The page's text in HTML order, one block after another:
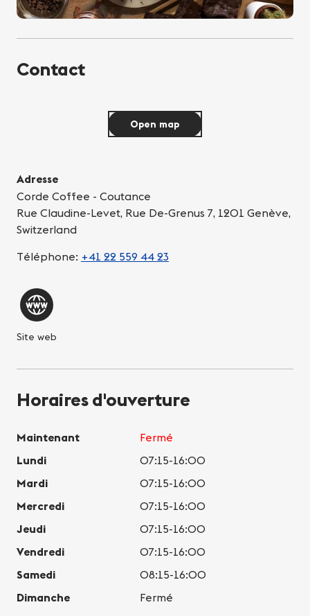
Contact
Adresse
Corde Coffee - Coutance
Rue Claudine-Levet, Rue De-Grenus 7, 1201 Genève,
Switzerland
Téléphone: +41 22 559 44 23
Site web
Open map
Horaires d'ouverture
Maintenant
Fermé
Lundi
07:15-16:00
Mardi
07:15-16:00
Mercredi
07:15-16:00
Jeudi
07:15-16:00
Vendredi
07:15-16:00
Samedi
08:15-16:00
Dimanche
Fermé